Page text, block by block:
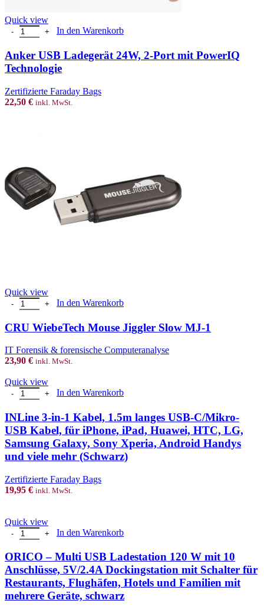
Quick view
Anker USB Ladegerät 24W, 2-Port mit PowerIQ Technologie Menge
In den Warenkorb
Anker USB Ladegerät 24W, 2-Port mit PowerIQ
Technologie
Zertifizierte Faraday Bags
22,50 € inkl. MwSt.
Quick view
CRU WiebeTech Mouse Jiggler Slow MJ-1 Menge
In den Warenkorb
CRU WiebeTech Mouse Jiggler Slow MJ-1
IT Forensik & forensische Computeranalyse
23,90 € inkl. MwSt.
Quick view
INLine 3-in-1 Kabel, 1.5m langes USB-C/Mikro-USB Kabel, für
In den Warenkorb
INLine 3-in-1 Kabel, 1.5m langes USB-C/Mikro-
USB Kabel, für iPhone, iPad, Huawei, HTC, LG,
Samsung Galaxy, Sony Xperia, Android Handys
und viele mehr (Schwarz)
Zertifizierte Faraday Bags
19,95 € inkl. MwSt.
Quick view
ORICO - Multi USB Ladestation 120 W mit 10 Anschlüsse, 5V/
In den Warenkorb
ORICO – Multi USB Ladestation 120 W mit 10
Anschlüsse, 5V/2.4A Dockingstation mit Schalter für
Restaurants, Flughäfen, Hotels und Familien mit
mehrere Geräte, schwarz